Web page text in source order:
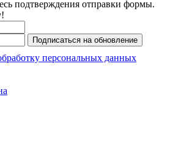
подтверждения отправки формы.
Подписаться на обновление
персональных данных